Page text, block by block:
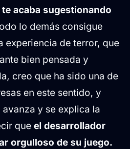
acaba sugestionando
lo demás consigue
experiencia de terror, que
bien pensada y
creo que ha sido una de
en este sentido, y
y se explica la
que el desarrollador
orgulloso de su juego.